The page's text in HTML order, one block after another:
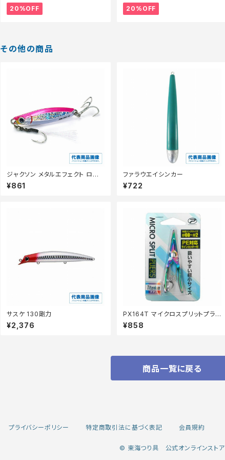
20%OFF 20%OFF
その他の商品
ジャクソン メタルエフェクト ロン
グキャスト 42g
¥861
ファラウエイシンカー
¥722
サスケ 130剛力
¥2,376
PX164T マイクロスプリットプライ
ヤー チタン
¥858
商品一覧に戻る
プライバシーポリシー 特定商取引法に基づく表記 会員規約
© 東海つり具 公式オンラインストア